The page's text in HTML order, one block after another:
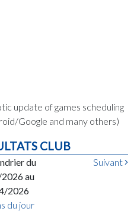
update of games scheduling
Google and many others)
CLUB
du
au
2026
Suivant
du jour